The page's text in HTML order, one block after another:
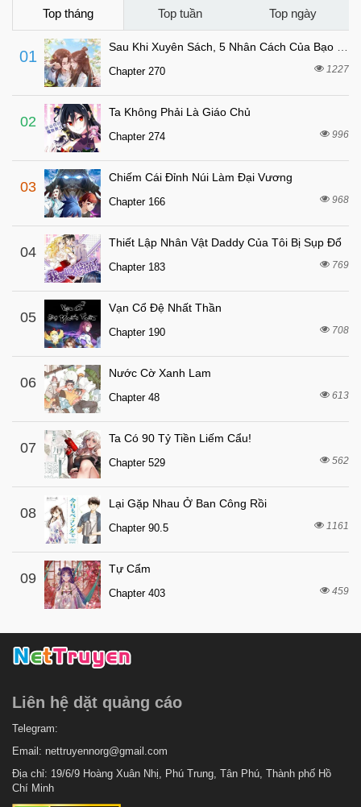
Top tháng Top tuần Top ngày
01
Chapter 270 1227
02
Ta Không Phải Là Giáo Chủ
Chapter 274 996
03
Chiếm Cái Đỉnh Núi Làm Đại Vương
Chapter 166 968
04
Thiết Lập Nhân Vật Daddy Của Tôi Bị Sụp Đổ
Chapter 183 769
05
Vạn Cổ Đệ Nhất Thần
Chapter 190 708
06
Nước Cờ Xanh Lam
Chapter 48 613
07
Ta Có 90 Tỷ Tiền Liếm Cẩu!
Chapter 529 562
08
Lại Gặp Nhau Ở Ban Công Rồi
Chapter 90.5 1161
09
Tự Cẩm
Chapter 403 459
Liên hệ dặt quảng cáo
Telegram:
Email: nettruyennorg@gmail.com
Địa chỉ: 19/6/9 Hoàng Xuân Nhị, Phú Trung, Tân Phú, Thành phố Hồ
Chí Minh